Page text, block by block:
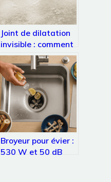
Joint de dilatation
invisible : comment
allier esthétique
parfaite et intégrité
structurelle des sols
Broyeur pour évier :
530 W et 50 dB